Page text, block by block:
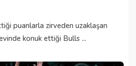
puanlarla zirveden uzaklaşan
konuk ettiği Bulls ...